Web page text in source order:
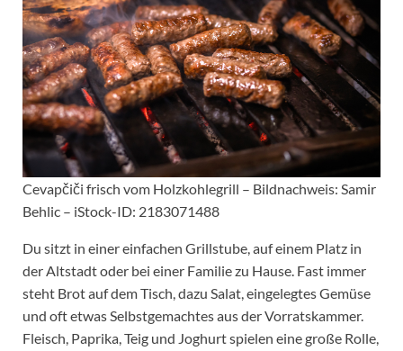
Cevapčiči frisch vom Holzkohlegrill – Bildnachweis: Samir
Behlic – iStock-ID: 2183071488
Du sitzt in einer einfachen Grillstube, auf einem Platz in
der Altstadt oder bei einer Familie zu Hause. Fast immer
steht Brot auf dem Tisch, dazu Salat, eingelegtes Gemüse
und oft etwas Selbstgemachtes aus der Vorratskammer.
Fleisch, Paprika, Teig und Joghurt spielen eine große Rolle,